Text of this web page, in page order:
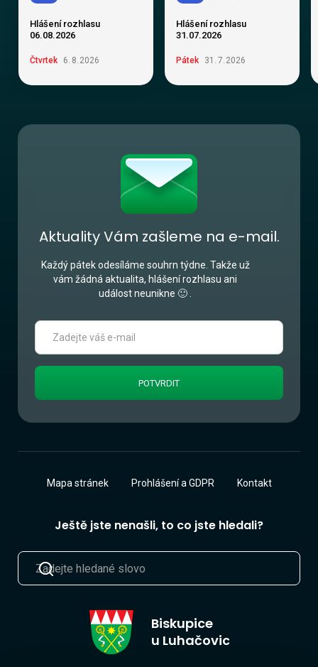
Hlášení rozhlasu
06.08.2026
Čtvrtek 6. 8. 2026
Hlášení rozhlasu
31.07.2026
Pátek 31 . 7. 2026
Aktuality Vám zašleme na e-mail.
Každý pátek odesíláme souhrn týdne. Takže už
vám žádná aktualita, hlášení rozhlasu ani
událost neunikne 🙂 .
Biskupice
u Luhačovic
Ještě jste nenašli, to co jste hledali?
Mapa stránek Prohlášení a GDPR Kontakt